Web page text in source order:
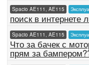
Spacio AE111, AE115
поиск в интернете
Spacio AE111, AE115
Что за бачек с
прям за